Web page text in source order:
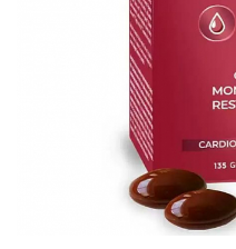
Piele, păr & unghii
Tranzit intestinal
Colesterol & tensiune
Sănătatea copiilor
Performanta sportiva
Sanatate Orala
Îngrijirea Tenului
Geluri de curățare
Curcumin (Turmeric)
Zinc Bisglicinat